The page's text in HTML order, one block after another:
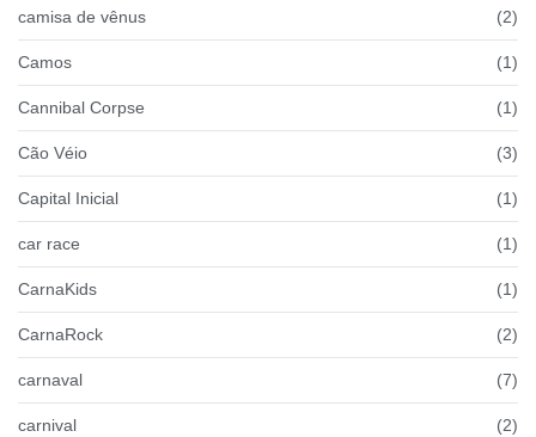
camisa de vênus (2)
Camos (1)
Cannibal Corpse (1)
Cão Véio (3)
Capital Inicial (1)
car race (1)
CarnaKids (1)
CarnaRock (2)
carnaval (7)
carnival (2)